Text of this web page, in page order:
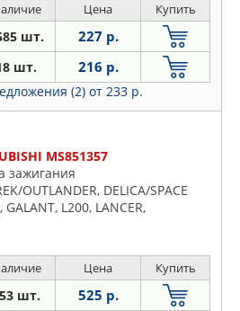
Цена Купить
шт. 227 р.
шт. 216 р.
(2) от 233 р.
MS851357
зажигания
OUTLANDER, DELICA/SPACE
GALANT, L200, LANCER,
Цена Купить
шт. 525 р.